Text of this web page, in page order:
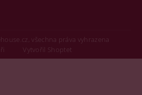
všechna práva vyhrazena
Vytvořil Shoptet